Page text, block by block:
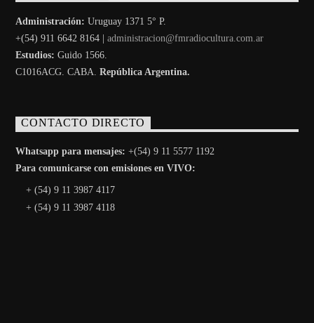
Administración: Uruguay 1371 5° P.
+(54) 911 6642 8164 |administracion@fmradiocultura.com.ar
Estudios: Guido 1566.
C1016ACG . CABA.República Argentina.
CONTACTO DIRECTO
Whatsapp para mensajes: +(54) 9 11 5577 1192
Para comunicarse con emisiones en VIVO:
+ (54) 9 11 3987 4117
+ (54) 9 11 3987 4118